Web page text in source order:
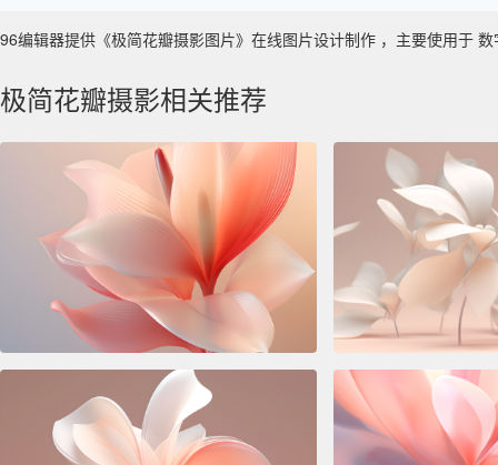
96编辑器提供《极简花瓣摄影图片》在线图片设计制作 ，主要使用于
极简花瓣摄影相关推荐